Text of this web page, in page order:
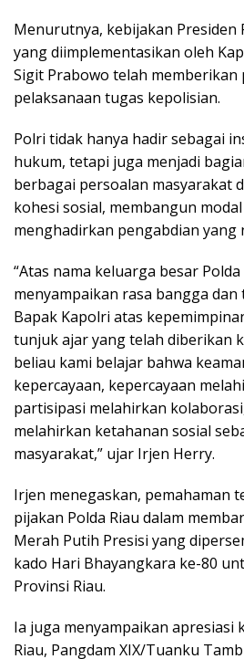
Menurutnya, kebijakan Presiden
yang diimplementasikan oleh
Sigit Prabowo telah
pelaksanaan tugas kepolisian.
Polri tidak hanya hadir sebagai
hukum, tetapi juga menjadi
berbagai persoalan masyarakat
kohesi sosial, membangun
menghadirkan pengabdian yang
“Atas nama keluarga besar Polda
menyampaikan rasa bangga
Bapak Kapolri atas
tunjuk ajar yang telah diberikan
beliau kami belajar bahwa
kepercayaan, kepercayaan
partisipasi melahirkan
melahirkan ketahanan sosial
masyarakat,” ujar Irjen Herry.
Irjen menegaskan, pemahaman
pijakan Polda Riau dalam
Merah Putih Presisi yang
kado Hari Bhayangkara ke-80
Provinsi Riau.
Ia juga menyampaikan apresiasi
Riau, Pangdam XIX/Tuanku